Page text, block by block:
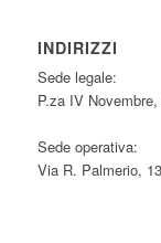
INDIRIZZI
Sede legale:
P.za IV
Sede operativa:
Via R. Palmerio,